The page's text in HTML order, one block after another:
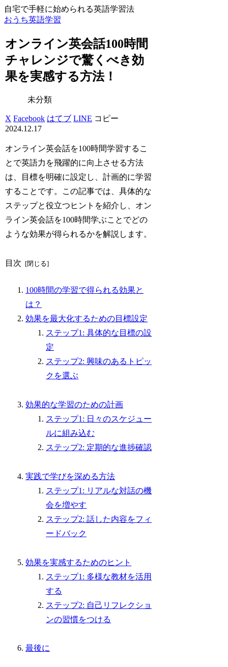
自宅で手軽に始められる英語学習法
おうち英語学習
オンライン英会話100時間
チャレンジで驚くべき効
果を実感する方法！
未分類
X Facebook はてブ LINE コピー
2024.12.17
オンライン英会話を100時間学習するこ
とで英語力を飛躍的に向上させる方法
は、目標を明確に設定し、計画的に学習
することです。この記事では、具体的な
ステップと役立つヒントを紹介し、オン
ライン英会話を100時間学ぶことでどの
ような効果が得られるかを解説します。
目次
100時間の学習で得られる効果と
は？
効果を最大化するための目標設定
ステップ1: 具体的な目標の設
定
ステップ2: 興味のあるトピッ
クを選ぶ
効果的な学習のための計画
ステップ1: 日々のスケジュー
ルに組み込む
ステップ2: 定期的な進捗確認
実践で学びを深める方法
ステップ1: リアルな対話の機
会を増やす
ステップ2: 話した内容をフィ
ードバック
効果を実感するためのヒント
ステップ1: 多様な教材を活用
する
ステップ2: 自己リフレクショ
ンの習慣をつける
最後に